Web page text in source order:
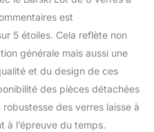
est
5 étoiles. Cela reflète non
générale mais aussi une
et du design de ces
des pièces détachées
des verres laisse à
à l’épreuve du temps.